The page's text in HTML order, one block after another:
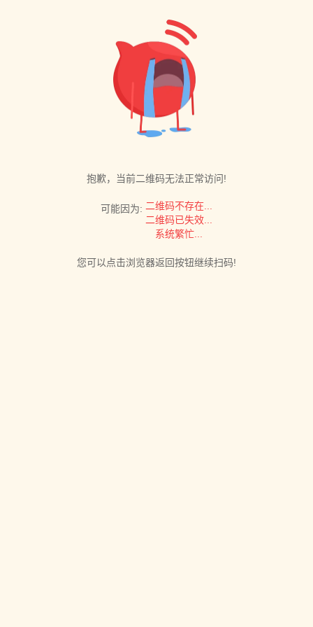
抱歉，当前二维码无法正常访问!
可能因为: 二维码不存在...
二维码已失效...
系统繁忙...
您可以点击浏览器返回按钮继续扫码!